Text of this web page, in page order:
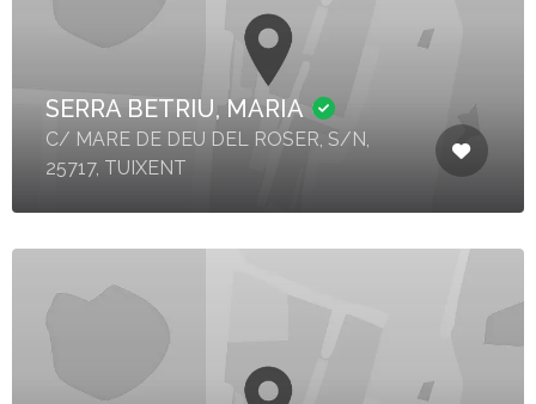
SERRA BETRIU, MARIA
C/ MARE DE DEU DEL ROSER, S/N,
25717, TUIXENT